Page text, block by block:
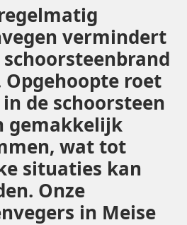
vermindert
roet
de schoorsteen
gemakkelijk
wat tot
situaties kan
Onze
in Meise